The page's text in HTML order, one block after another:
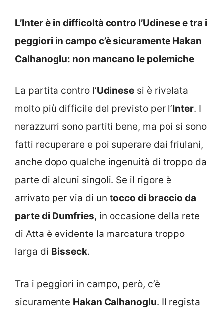
L’Inter è in difficoltà contro l’Udinese e tra i
peggiori in campo c’è sicuramente Hakan
Calhanoglu: non mancano le polemiche
La partita contro l’Udinese si è rivelata
molto più difficile del previsto per l’Inter. I
nerazzurri sono partiti bene, ma poi si sono
fatti recuperare e poi superare dai friulani,
anche dopo qualche ingenuità di troppo da
parte di alcuni singoli. Se il rigore è
arrivato per via di un tocco di braccio da
parte di Dumfries, in occasione della rete
di Atta è evidente la marcatura troppo
larga di Bisseck.
Tra i peggiori in campo, però, c’è
sicuramente Hakan Calhanoglu. Il regista